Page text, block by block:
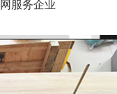
服务企业